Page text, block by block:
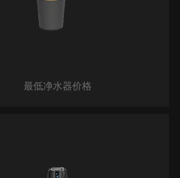
最低净水器价格